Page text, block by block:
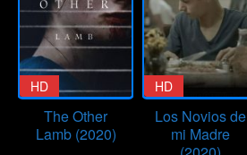
HD
The Other
Lamb (2020)
HD
Los Novios de
mi Madre